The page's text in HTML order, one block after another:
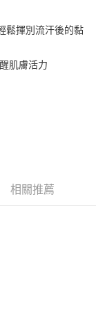
鬆揮別流汗後的黏
肌膚活力
相關推薦